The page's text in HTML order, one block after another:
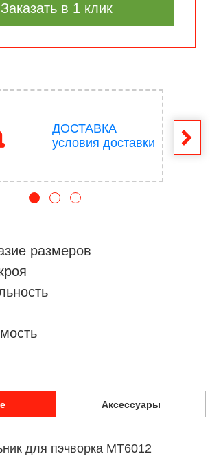
Заказать в 1 клик
ДОСТАВКА
условия доставки
размеров
Аксессуары
для пэчворка MT6012